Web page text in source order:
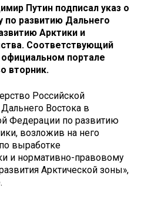
Путин подписал указ о
по развитию Дальнего
Арктики и
Соответствующий
портале
вторник.
Российской
Востока в
Федерации по развитию
возложив на него
выработке
и нормативно-правовому
Арктической зоны»,